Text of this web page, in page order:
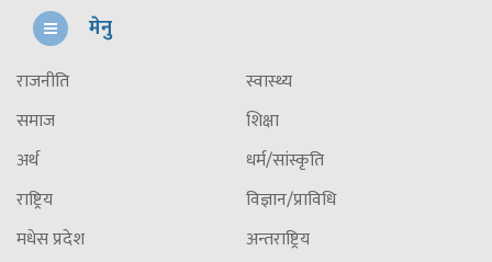
मेनु
राजनीति
समाज
अर्थ
राष्ट्रिय
मधेस प्रदेश
स्वास्थ्य
शिक्षा
धर्म/सांस्कृति
विज्ञान/प्राविधि
अन्तराष्ट्रिय